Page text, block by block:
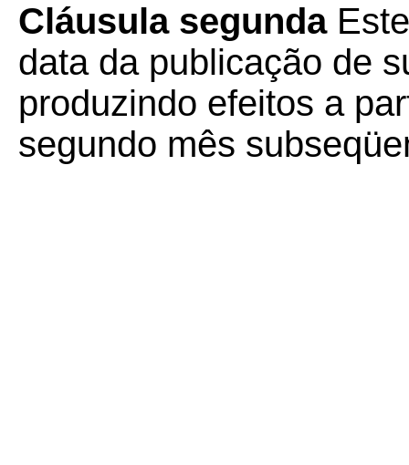
Cláusula segunda
data da publicação de
produzindo efeitos a
segundo mês